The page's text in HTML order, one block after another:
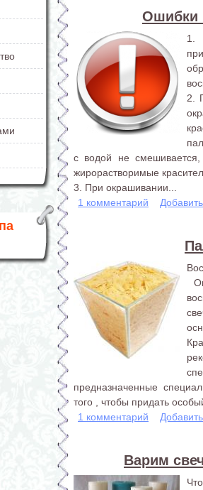
Ошибки
1.
2.
с водой не
жирорастворимые
3. При окрашивании...
1 комментарий
предназначенные
того , чтобы придать
1 комментарий
Варим